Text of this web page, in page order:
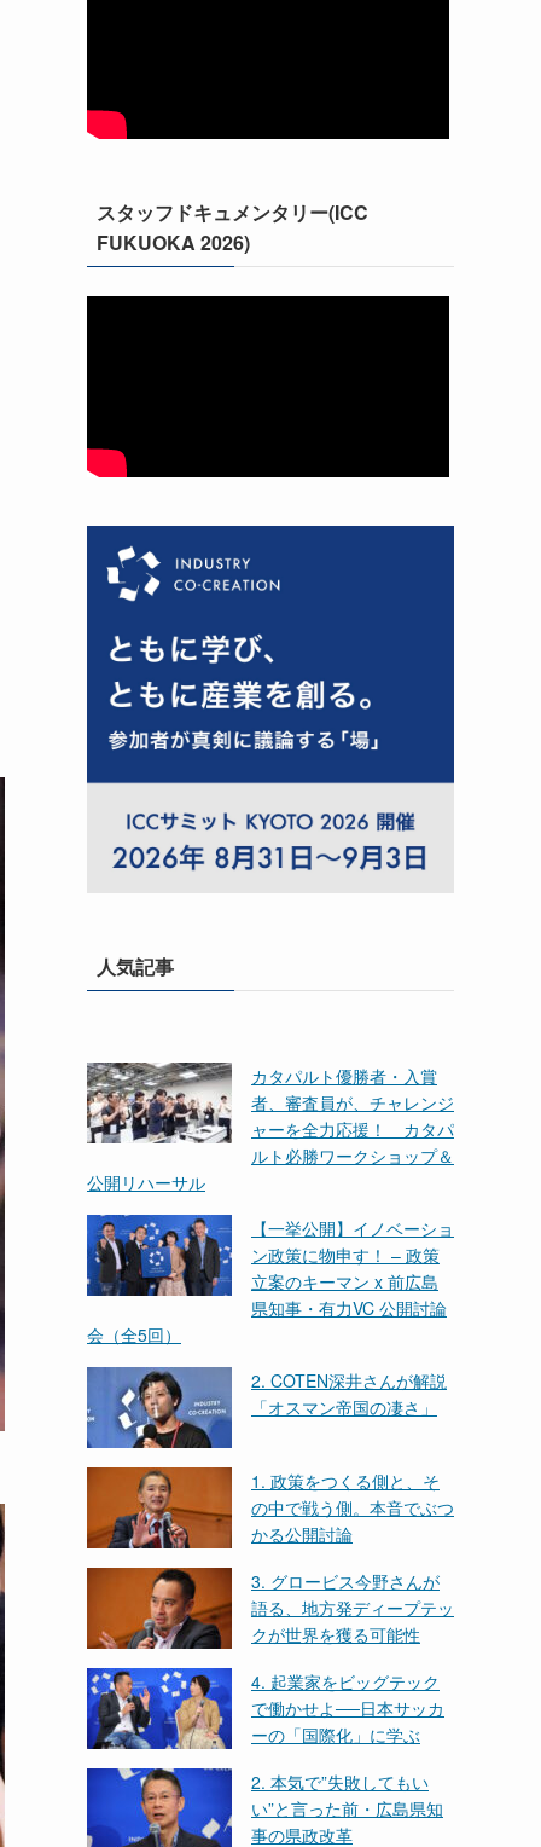
スタッフドキュメンタリー(ICC
FUKUOKA 2026)
人気記事
カタパルト優勝者・入賞
者、審査員が、チャレンジ
ャーを全力応援！ カタパ
ルト必勝ワークショップ＆
公開リハーサル
【一挙公開】イノベーショ
ン政策に物申す！ – 政策
立案のキーマン x 前広島
県知事・有力VC 公開討論
会（全5回）
2. COTEN深井さんが解説
「オスマン帝国の凄さ」
1. 政策をつくる側と、そ
の中で戦う側。本音でぶつ
かる公開討論
3. グロービス今野さんが
語る、地方発ディープテッ
クが世界を獲る可能性
4. 起業家をビッグテック
で働かせよ──日本サッカ
ーの「国際化」に学ぶ
2. 本気で”失敗してもい
い”と言った前・広島県知
事の県政改革